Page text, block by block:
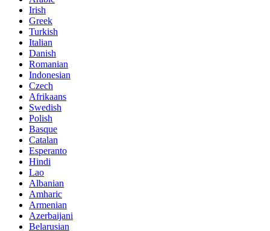
Irish
Greek
Turkish
Italian
Danish
Romanian
Indonesian
Czech
Afrikaans
Swedish
Polish
Basque
Catalan
Esperanto
Hindi
Lao
Albanian
Amharic
Armenian
Azerbaijani
Belarusian